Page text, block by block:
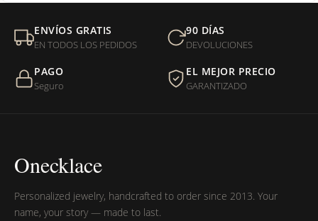
Mi orden fue devuelta por USPS, ¿qué hago para que sea
entregada?
¿Sus productos son libres de níquel?
ENVÍOS GRATIS
EN TODOS LOS PEDIDOS
90 DÍAS
DEVOLUCIONES
PAGO
Seguro
EL MEJOR PRECIO
GARANTIZADO
Onecklace
Personalized jewelry, handcrafted to order since 2013. Your
name, your story — made to last.